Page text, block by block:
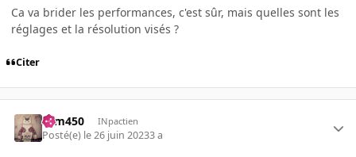
Ca va brider les performances, c'est sûr, mais quelles sont les
réglages et la résolution visés ?
Citer
sam450 INpactien
Posté(e) le 26 juin 20233 a